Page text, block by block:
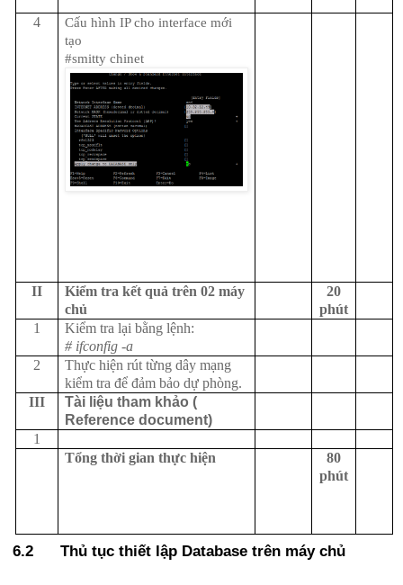
4
Cấu hình IP cho interface mới
tạo
#smitty chinet
II
Kiểm tra kết quả trên 02 máy
chủ
20
phút
1
Kiểm tra lại bằng lệnh:
# ifconfig -a
2
Thực hiện rút từng dây mạng
kiểm tra để đảm bảo dự phòng.
III
Tài liệu tham khảo (
Reference document)
1
Tổng thời gian thực hiện
80
phút
6.2 Thủ tục thiết lập Database trên máy chủ